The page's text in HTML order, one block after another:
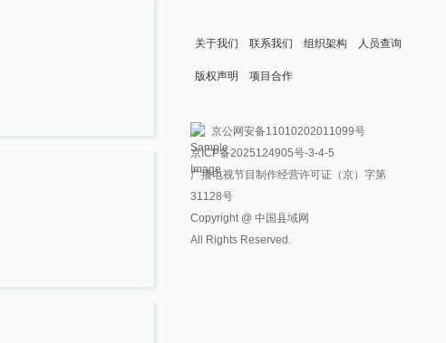
关于我们 联系我们 组织架构 人员查询
版权声明 项目合作
京公网安备11010202011099号
京ICP备2025124905号-3-4-5
广播电视节目制作经营许可证（京）字第
31128号
Copyright @ 中国县域网
All Rights Reserved.